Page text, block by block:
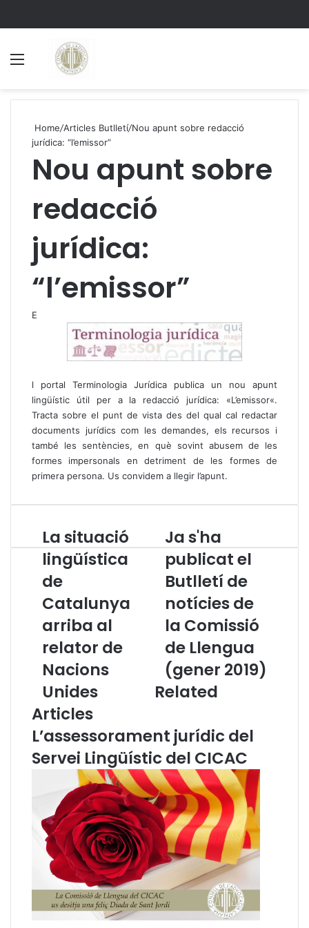
Home/Articles Butlletí/Nou apunt sobre redacció
jurídica: “l’emissor”
Nou apunt sobre
redacció
jurídica:
“l’emissor”
E
l portal Terminologia Jurídica publica un nou apunt
lingüístic útil per a la redacció jurídica: «L’emissor«.
Tracta sobre el punt de vista des del qual cal redactar
documents jurídics com les demandes, els recursos i
també les sentències, en què sovint abusem de les
formes impersonals en detriment de les formes de
primera persona. Us convidem a llegir l’apunt.
L
a
i
u
a
c
ó
l
i
g
ü
s
a
d
e
a
La situació
lingüística
de
Catalunya
arriba al
relator de
Nacions
Unides
a
s
'
a
p
u
b
l
c
e
B
u
t
l
l
e
t
í
n
Ja s'ha
publicat el
Butlletí de
notícies de
la Comissió
de Llengua
(gener 2019)
Related
Articles
L’assessorament jurídic del
Servei Lingüístic del CICAC